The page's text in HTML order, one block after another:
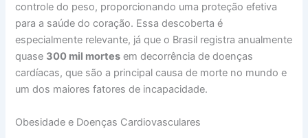
controle do peso, proporcionando uma proteção efetiva
para a saúde do coração. Essa descoberta é
especialmente relevante, já que o Brasil registra anualmente
quase 300 mil mortes em decorrência de doenças
cardíacas, que são a principal causa de morte no mundo e
um dos maiores fatores de incapacidade.
Obesidade e Doenças Cardiovasculares